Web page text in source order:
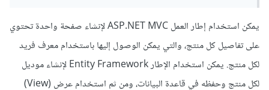
قد اتمكن من مساعدتك بشكل اكبر إذا قمت
بمشاركة بيئة العمل التي تستخدمها.
يمكن استخدام إطار العمل ASP.NET MVC لإنشاء صفحة واحدة تحتوي
على تفاصيل كل منتج، والتي يمكن الوصول إليها باستخدام معرف فريد
لكل منتج. يمكن استخدام الإطار Entity Framework لإنشاء موديل
لكل منتج وحفظه في قاعدة البيانات، ومن ثم استخدام عرض (View)